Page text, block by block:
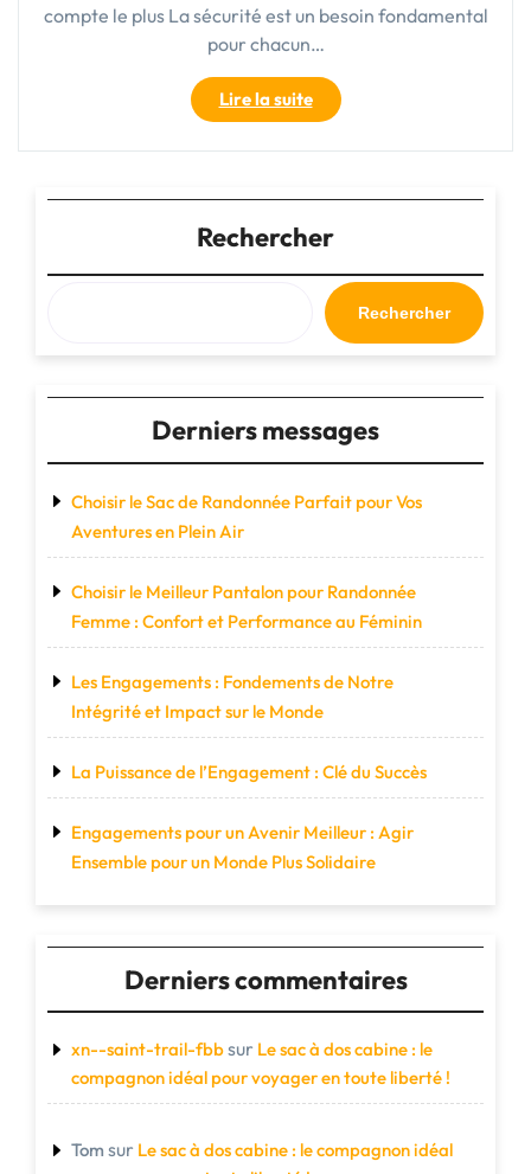
compte le plus La sécurité est un besoin fondamental
pour chacun…
Lire la suite"Priorité
à
la
:
Protéger
ce
qui
compte
Rechercher
Rechercher
Derniers messages
Choisir le Sac de Randonnée Parfait pour Vos
Aventures en Plein Air
Choisir le Meilleur Pantalon pour Randonnée
Femme : Confort et Performance au Féminin
Les Engagements : Fondements de Notre
Intégrité et Impact sur le Monde
La Puissance de l’Engagement : Clé du Succès
Engagements pour un Avenir Meilleur : Agir
Ensemble pour un Monde Plus Solidaire
Derniers commentaires
xn--saint-trail-fbbsur Le sac à dos cabine : le
compagnon idéal pour voyager en toute liberté !
Tom sur Le sac à dos cabine : le compagnon idéal